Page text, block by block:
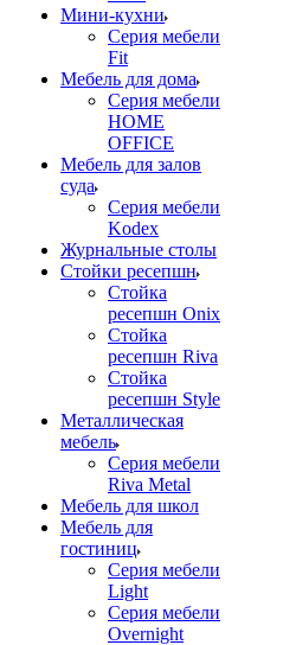
Мини-кухни
Серия мебели
Fit
Мебель для дома
Серия мебели
HOME
OFFICE
Мебель для залов
суда
Серия мебели
Kodex
Журнальные столы
Стойки ресепшн
Стойка
ресепшн Onix
Стойка
ресепшн Riva
Стойка
ресепшн Style
Металлическая
мебель
Серия мебели
Riva Metal
Мебель для школ
Мебель для
гостиниц
Серия мебели
Light
Серия мебели
Overnight